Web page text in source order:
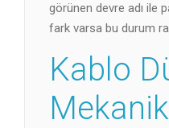
görünen devre adı ile
fark varsa bu durum
Kablo